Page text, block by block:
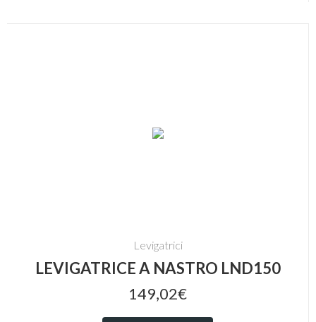
Levigatrici
LEVIGATRICE A NASTRO LND150
149,02€